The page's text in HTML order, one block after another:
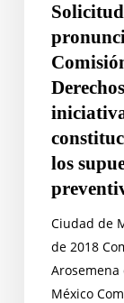
iniciativas
reforma
constitucional
ampliar
prisión
preventiva
los
Ciudad de
de 2018
México